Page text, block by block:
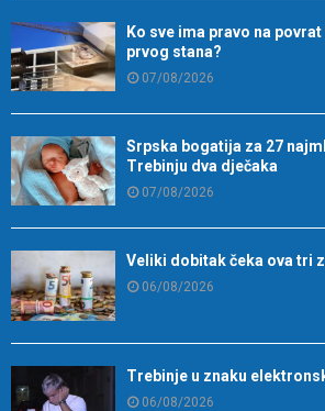
Ko sve ima pravo na
prvog stana?
07/08/2026
Srpska bogatija za 27
Trebinju dva dječaka
07/08/2026
Veliki dobitak čeka ova tri
06/08/2026
Trebinje u znaku
06/08/2026